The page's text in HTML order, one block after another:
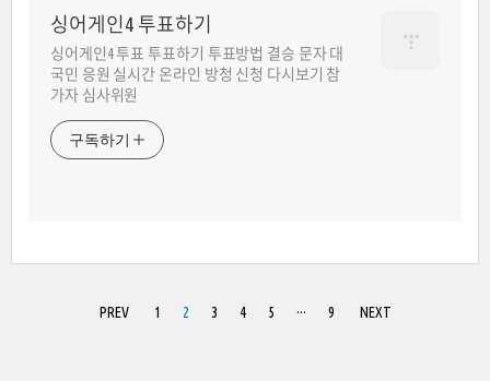
싱어게인4 투표하기
싱어게인4 투표 투표하기 투표방법 결승 문자 대
국민 응원 실시간 온라인 방청 신청 다시보기 참
가자 심사위원
구독하기
PREV 1 2 3 4 5 ··· 9 NEXT